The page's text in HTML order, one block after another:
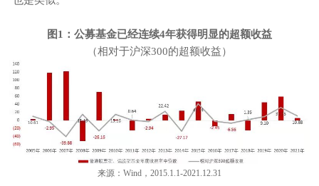
图1 ：公募基金已经连续4年获得明显的超额收益
（相对于沪深300的超额收益）
来源：Wind，2015.1.1-2021.12.31